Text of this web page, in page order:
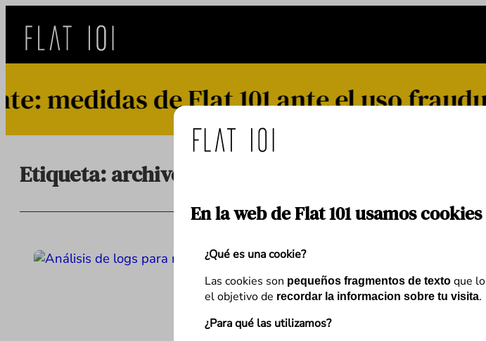
En la web de Flat 101 usamos cookies
¿Qué es una cookie?
Las cookies son pequeños fragmentos de texto que
el objetivo de recordar la informacion sobre tu visita.
¿Para qué las utilizamos?
contenido
medidas de Flat 101 ante el uso
Etiqueta:archivo log